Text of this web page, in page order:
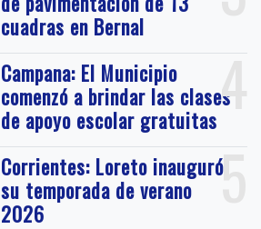
cuadras en Bernal
4
Campana: El Municipio
comenzó a brindar las clases
de apoyo escolar gratuitas
5
Corrientes: Loreto inauguró
su temporada de verano
2026